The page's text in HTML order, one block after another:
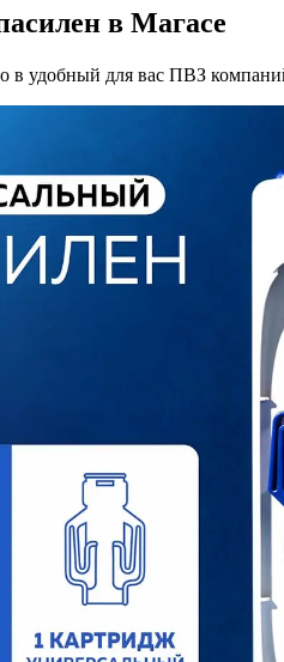
в Магасе
в удобный для вас ПВЗ